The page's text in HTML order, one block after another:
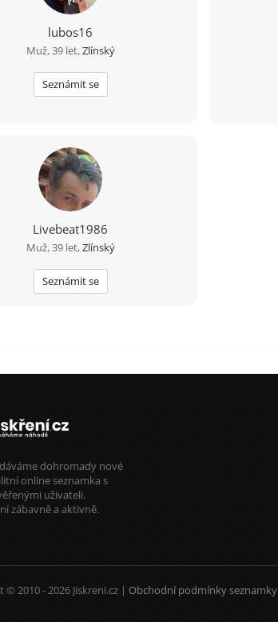
lubos16
Muž, 39 let,Zlínský
Seznámit se
Livebeat1986
Muž, 39 let,Zlínský
Seznámit se
dohromady nové
online seznamka s
uživateli.
zábavně a aktivně.
© 2010 - 2026 Jiskreni.cz | Obchodní podmínky seznamky